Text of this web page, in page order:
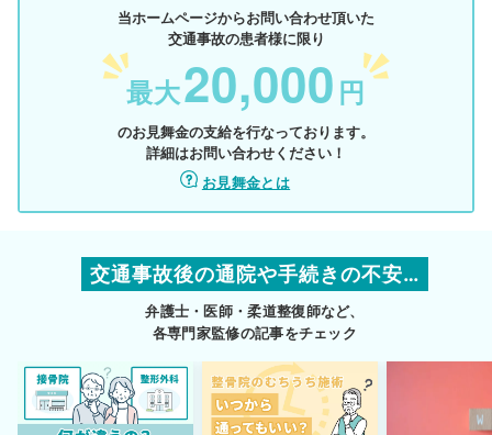
当ホームページからお問い合わせ頂いた
交通事故の患者様に限り
最大20,000 円
のお見舞金の支給を行なっております。
詳細はお問い合わせください！
お見舞金とは
交通事故後の通院や手続きの不安…
弁護士・医師・柔道整復師など、
各専門家監修の記事をチェック